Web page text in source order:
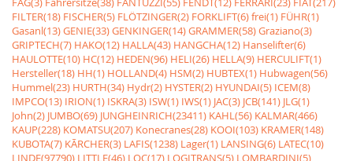
FILTER(18) FISCHER(5) FLÖTZINGER(2) FORKLIFT(6)frei(1) FÜHR(1)
Gasanl(13)GENIE(33)GENKINGER(14)GRAMMER(58)Graziano(3)
GRIPTECH(7) HAKO(12) HALLA(43) HANGCHA(12) Hanselifter(6)
HAULOTTE(10) HC(12) HEDEN(96) HELI(26) HELLA(9) HERCULIFT(1)
Hersteller(18) HH(1) HOLLAND(4) HSM(2) HUBTEX(1) Hubwagen(56)
Hummel(23) HURTH(34) Hydr(2) HYSTER(2) HYUNDAI(5) ICEM(8)
IMPCO(13) IRION(1) ISKRA(3) ISW(1) IWS(1) JAC(3) JCB(141) JLG(1)
John(2) JUMBO(69) JUNGHEINRICH(23411) KAHL(56) KALMAR(466)
KAUP(228) KOMATSU(207) Konecranes(28) KOOI(103) KRAMER(148)
KUBOTA(7) KÃRCHER(3) LAFIS(1238) Lager(1) LANSING(6) LATEC(10)
LINDE(97790) LITTLE(46) LOC(17) LOGITRANS(5) LOMBARDINI(5)